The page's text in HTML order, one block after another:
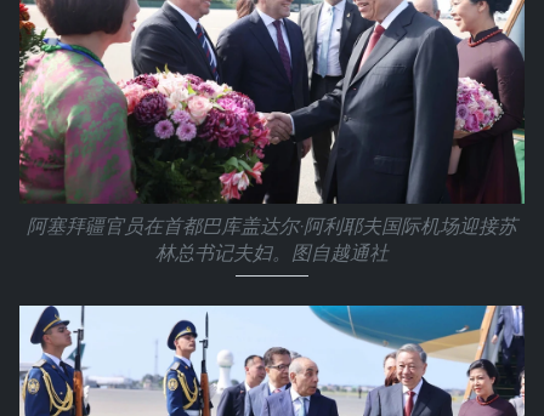
阿塞拜疆官员在首都巴库盖达尔·阿利耶夫国际机场迎接苏
林总书记夫妇。图自越通社